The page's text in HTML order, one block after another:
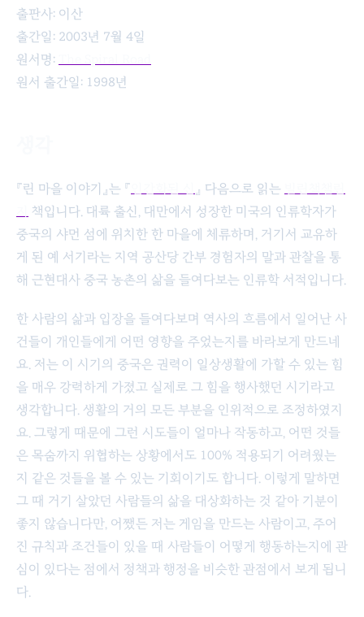
출판사: 이산
출간일: 2003년 7월 4일
원서명:
원서 출간일: 1998년
『린 마을 이야기』는 『 』 다음으로 읽는
책입니다. 대륙 출신, 대만에서 성장한 미국의 인류학자가
중국의 샤먼 섬에 위치한 한 마을에 체류하며, 거기서 교유하
게 된 예 서기라는 지역 공산당 간부 경험자의 말과 관찰을 통
해 근현대사 중국 농촌의 삶을 들여다보는 인류학 서적입니다.
한 사람의 삶과 입장을 들여다보며 역사의 흐름에서 일어난 사
건들이 개인들에게 어떤 영향을 주었는지를 바라보게 만드네
요. 저는 이 시기의 중국은 권력이 일상생활에 가할 수 있는 힘
을 매우 강력하게 가졌고 실제로 그 힘을 행사했던 시기라고
생각합니다. 생활의 거의 모든 부분을 인위적으로 조정하였지
요. 그렇게 때문에 그런 시도들이 얼마나 작동하고, 어떤 것들
은 목숨까지 위협하는 상황에서도 100% 적용되기 어려웠는
지 같은 것들을 볼 수 있는 기회이기도 합니다. 이렇게 말하면
그 때 거기 살았던 사람들의 삶을 대상화하는 것 같아 기분이
좋지 않습니다만, 어쨌든 저는 게임을 만드는 사람이고, 주어
진 규칙과 조건들이 있을 때 사람들이 어떻게 행동하는지에 관
심이 있다는 점에서 정책과 행정을 비슷한 관점에서 보게 됩니
다.